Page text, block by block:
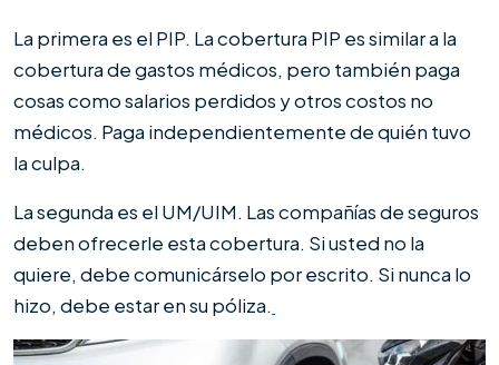
La primera es el PIP. La cobertura PIP es similar a la
cobertura de gastos médicos, pero también paga
cosas como salarios perdidos y otros costos no
médicos. Paga independientemente de quién tuvo
la culpa.
La segunda es el UM/UIM. Las compañías de seguros
deben ofrecerle esta cobertura. Si usted no la
quiere, debe comunicárselo por escrito. Si nunca lo
hizo, debe estar en su póliza.